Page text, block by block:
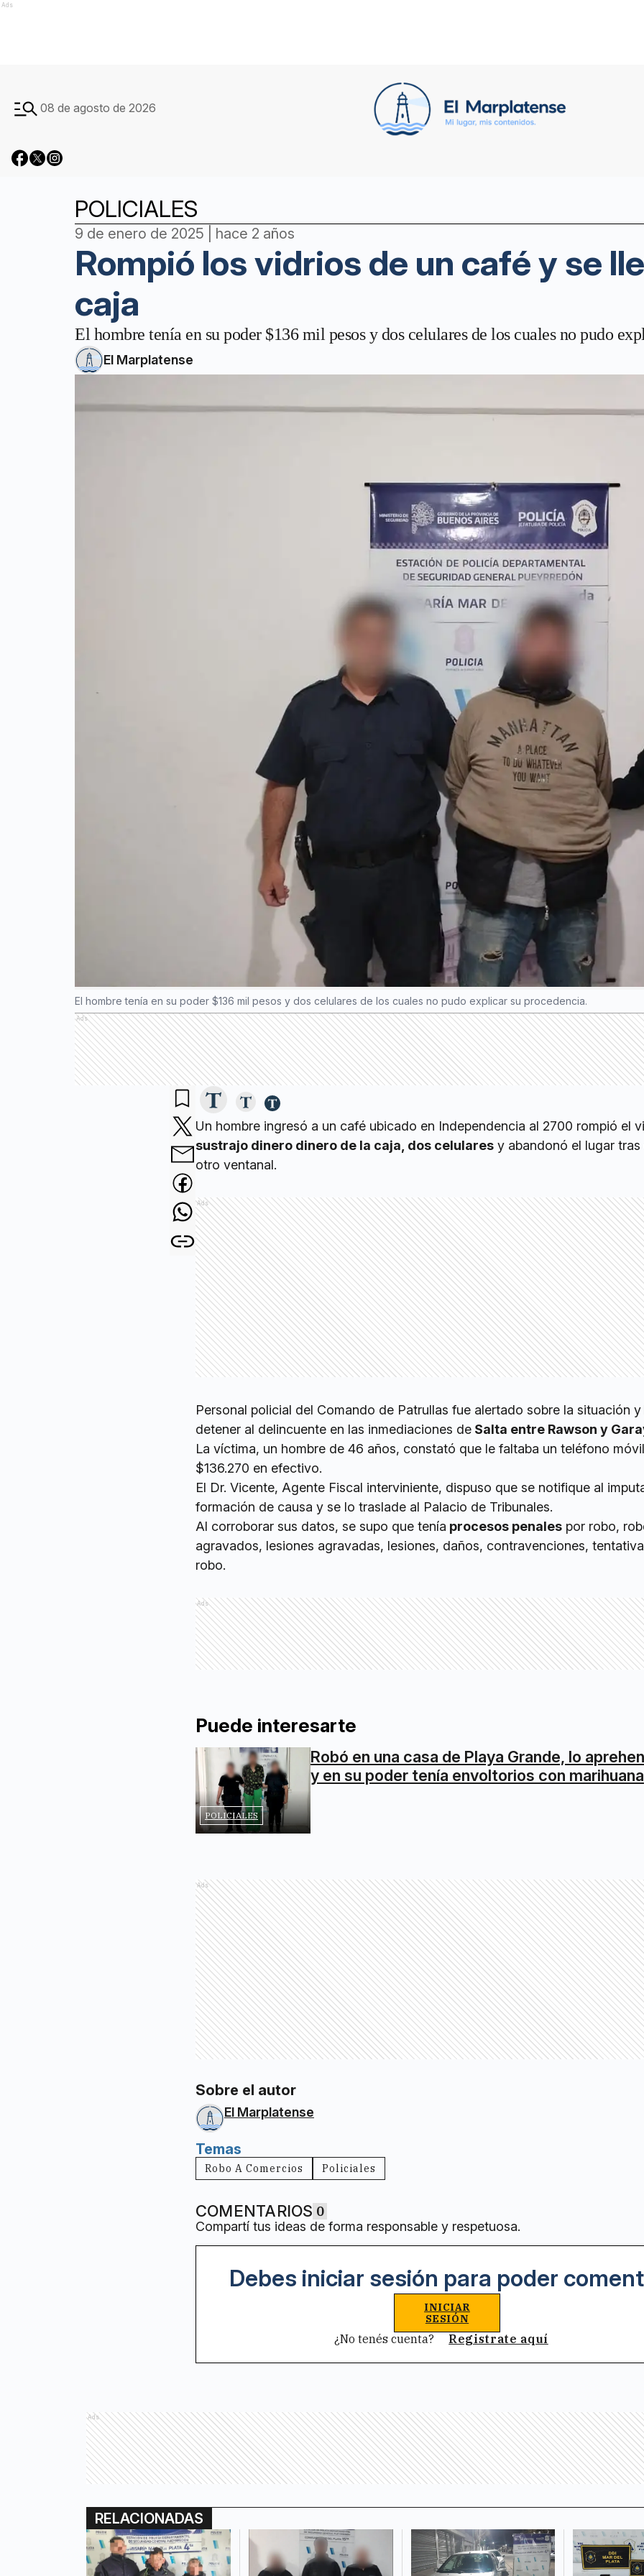
Ads
08 de agosto de 2026
POLICIALES
9 de enero de 2025 | hace 2 años
Rompió los vidrios de un café y se
caja
El hombre tenía en su poder $136 mil pesos y dos celulares de los cuales no pudo
El Marplatense
El hombre tenía en su poder $136 mil pesos y dos celulares de los cuales no pudo explicar su procedencia.
Ads
Un hombre ingresó a un café ubicado en Independencia al 2700 rompió el
sustrajo dinero dinero de la caja, dos celulares y abandonó el lugar tras
otro ventanal.
Ads
Personal policial del Comando de Patrullas fue alertado sobre la situación
detener al delincuente en las inmediaciones de Salta entre Rawson y
La víctima, un hombre de 46 años, constató que le faltaba un teléfono
$136.270 en efectivo.
El Dr. Vicente, Agente Fiscal interviniente, dispuso que se notifique al
formación de causa y se lo traslade al Palacio de Tribunales.
Al corroborar sus datos, se supo que tenía procesos penales por robo,
agravados, lesiones agravadas, lesiones, daños, contravenciones,
robo.
Ads
Puede interesarte
POLICIALES
Robó en una casa de Playa Grande, lo
y en su poder tenía envoltorios con marihuana
Ads
Sobre el autor
El Marplatense
Temas
Robo A Comercios Policiales
COMENTARIOS 0
Compartí tus ideas de forma responsable y respetuosa.
Debes iniciar sesión para poder
INICIAR
SESIÓN
¿No tenés cuenta? Registrate aquí
Ads
RELACIONADAS